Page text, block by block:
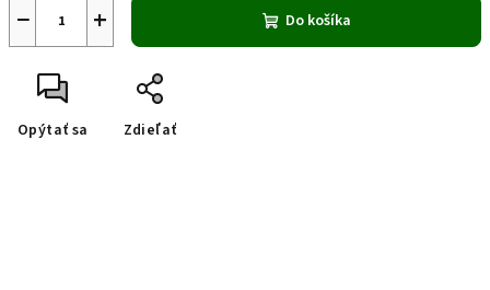
+
− Do košíka
Opýtať sa Zdieľať